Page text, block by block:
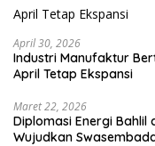
April 30, 2026
Industri Manufaktur
April Tetap Ekspansi
Maret 22, 2026
Diplomasi Energi Bahlil
Wujudkan